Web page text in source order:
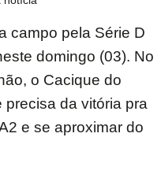
campo pela Série D
domingo (03). No
o Cacique do
precisa da vitória pra
e se aproximar do